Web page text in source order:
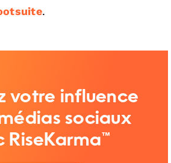
.
votre influence
sociaux
RiseKarma™